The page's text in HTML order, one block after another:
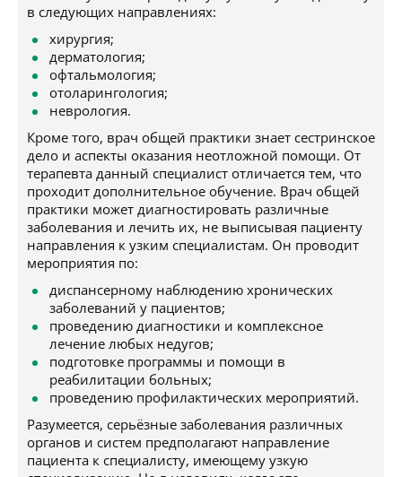
в следующих направлениях:
хирургия;
дерматология;
офтальмология;
отоларингология;
неврология.
Кроме того, врач общей практики знает сестринское
дело и аспекты оказания неотложной помощи. От
терапевта данный специалист отличается тем, что
проходит дополнительное обучение. Врач общей
практики может диагностировать различные
заболевания и лечить их, не выписывая пациенту
направления к узким специалистам. Он проводит
мероприятия по:
диспансерному наблюдению хронических
заболеваний у пациентов;
проведению диагностики и комплексное
лечение любых недугов;
подготовке программы и помощи в
реабилитации больных;
проведению профилактических мероприятий.
Разумеется, серьёзные заболевания различных
органов и систем предполагают направление
пациента к специалисту, имеющему узкую